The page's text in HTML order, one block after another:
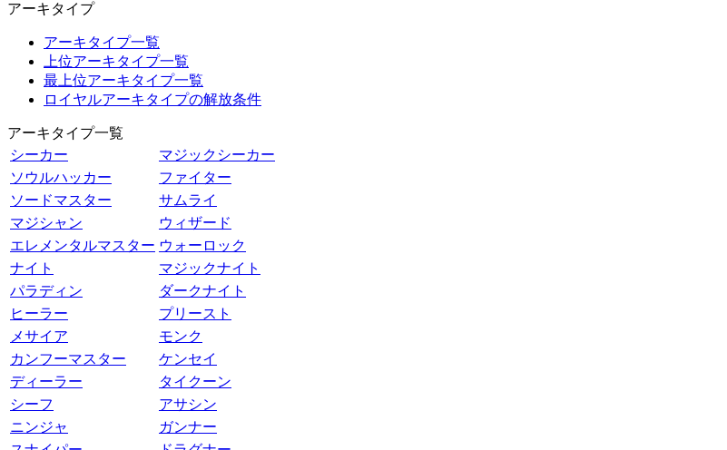
アーキタイプ
アーキタイプ一覧
上位アーキタイプ一覧
最上位アーキタイプ一覧
ロイヤルアーキタイプの解放条件
アーキタイプ一覧
シーカー
マジックシーカー
ソウルハッカー
ファイター
ソードマスター
サムライ
マジシャン
ウィザード
エレメンタルマスター ウォーロック
ナイト
マジックナイト
パラディン
ダークナイト
ヒーラー
プリースト
メサイア
モンク
カンフーマスター
ケンセイ
ディーラー
タイクーン
シーフ
アサシン
ニンジャ
ガンナー